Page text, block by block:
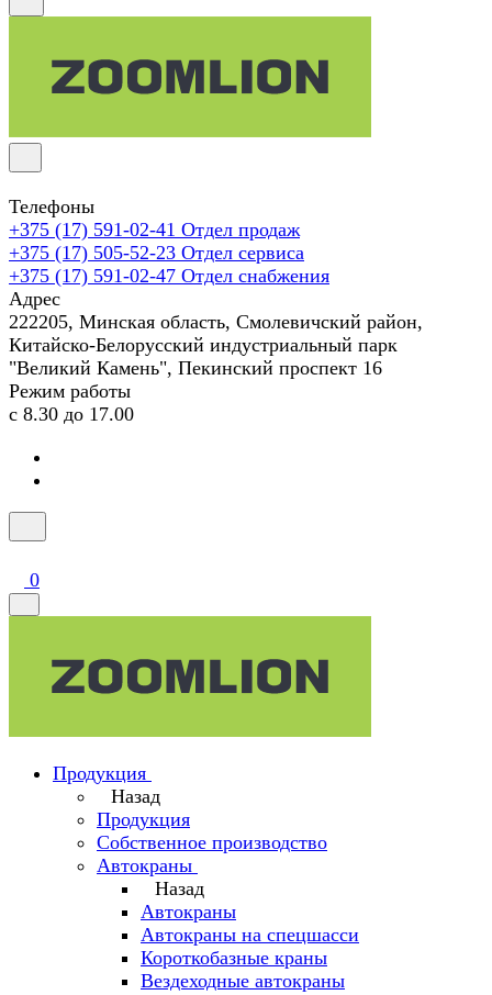
Телефоны
+375 (17) 591-02-41 Отдел продаж
+375 (17) 505-52-23 Отдел сервиса
+375 (17) 591-02-47 Отдел снабжения
Адрес
222205, Минская область, Смолевичский район,
Китайско-Белорусский индустриальный парк
"Великий Камень", Пекинский проспект 16
Режим работы
с 8.30 до 17.00
0
Продукция
Назад
Продукция
Собственное производство
Автокраны
Назад
Автокраны
Автокраны на спецшасси
Короткобазные краны
Вездеходные автокраны